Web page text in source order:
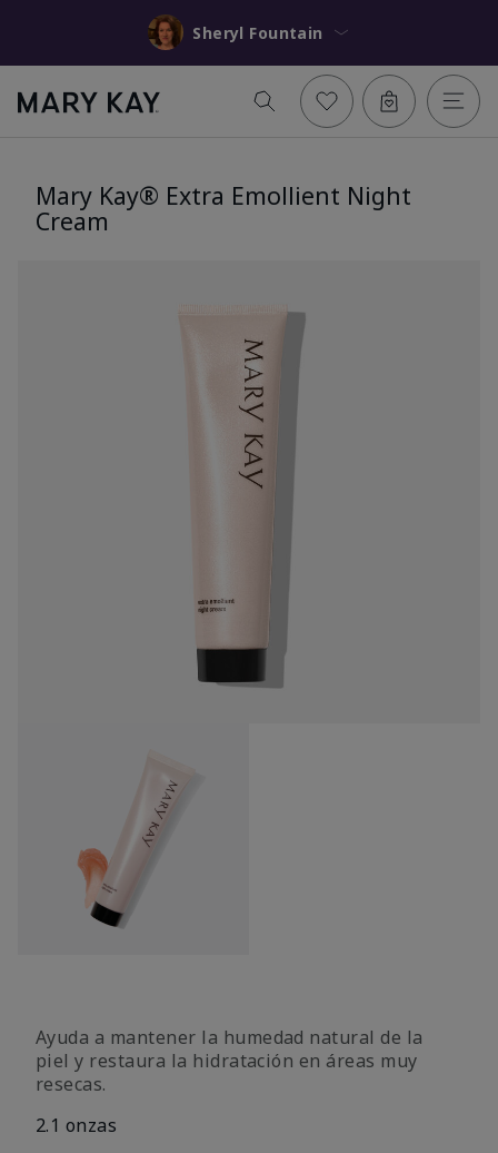
Sheryl Fountain
Mary Kay® Extra Emollient Night
Cream
Ayuda a mantener la humedad natural de la
piel y restaura la hidratación en áreas muy
resecas.
2.1 onzas